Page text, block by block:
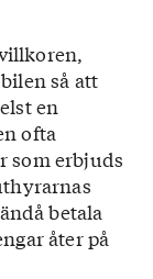
så att
en
ofta
som erbjuds
betala
åter på